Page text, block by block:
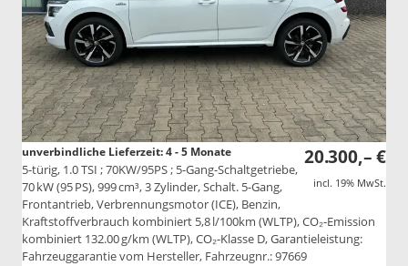
20.300,– €
incl. 19% MwSt.
unverbindliche Lieferzeit: 4 - 5 Monate
5-türig, 1.0 TSI ; 70KW/95PS ; 5-Gang-Schaltgetriebe,
70 kW (95 PS), 999 cm³, 3 Zylinder, Schalt. 5-Gang,
Frontantrieb, Verbrennungsmotor (ICE), Benzin,
Kraftstoffverbrauch kombiniert 5,8 l/100km (WLTP), CO₂-Emission
kombiniert 132.00 g/km (WLTP), CO₂-Klasse D, Garantieleistung:
Fahrzeuggarantie vom Hersteller, Fahrzeugnr.: 97669